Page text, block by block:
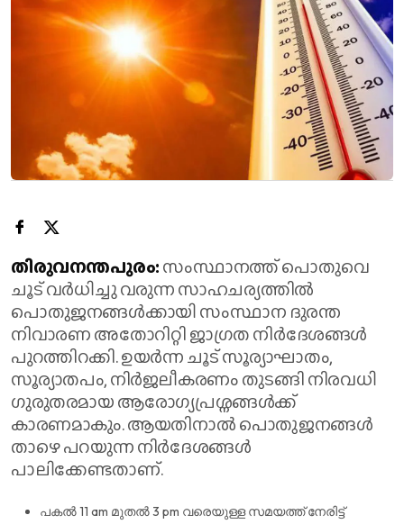
തിരുവനന്തപുരം:സംസ്ഥാനത്ത് പൊതുവെ
ചൂട് വർധിച്ചു വരുന്ന സാഹചര്യത്തിൽ
പൊതുജനങ്ങൾക്കായി സംസ്ഥാന ദുരന്ത
നിവാരണ അതോറിറ്റി ജാഗ്രത നിർദേശങ്ങൾ
പുറത്തിറക്കി. ഉയർന്ന ചൂട് സൂര്യാഘാതം,
സൂര്യാതപം, നിർജലീകരണം തുടങ്ങി നിരവധി
ഗുരുതരമായ ആരോഗ്യപ്രശ്നങ്ങൾക്ക്
കാരണമാകും. ആയതിനാൽ പൊതുജനങ്ങൾ
താഴെ പറയുന്ന നിർദേശങ്ങൾ
പാലിക്കേണ്ടതാണ്.
പകൽ 11 am മുതല്‍ 3 pm വരെയുള്ള സമയത്ത് നേരിട്ട്